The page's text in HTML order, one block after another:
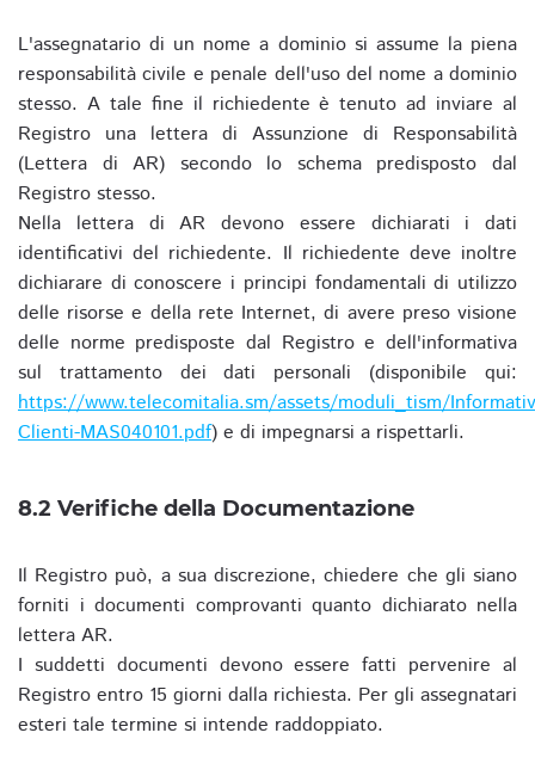
L'assegnatario di un nome a dominio si assume la piena
responsabilità civile e penale dell'uso del nome a dominio
stesso. A tale fine il richiedente è tenuto ad inviare al
Registro una lettera di Assunzione di Responsabilità
(Lettera di AR) secondo lo schema predisposto dal
Registro stesso.
Nella lettera di AR devono essere dichiarati i dati
identificativi del richiedente. Il richiedente deve inoltre
dichiarare di conoscere i principi fondamentali di utilizzo
delle risorse e della rete Internet, di avere preso visione
delle norme predisposte dal Registro e dell'informativa
sul trattamento dei dati personali (disponibile qui:
https://www.telecomitalia.sm/assets/moduli_tism/
Clienti-MAS040101.pdf) e di impegnarsi a rispettarli.
8.2 Verifiche della Documentazione
Il Registro può, a sua discrezione, chiedere che gli siano
forniti i documenti comprovanti quanto dichiarato nella
lettera AR.
I suddetti documenti devono essere fatti pervenire al
Registro entro 15 giorni dalla richiesta. Per gli assegnatari
esteri tale termine si intende raddoppiato.